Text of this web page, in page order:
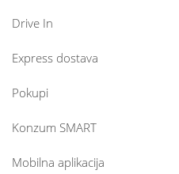
Drive In
Express dostava
Pokupi
Konzum SMART
Mobilna aplikacija